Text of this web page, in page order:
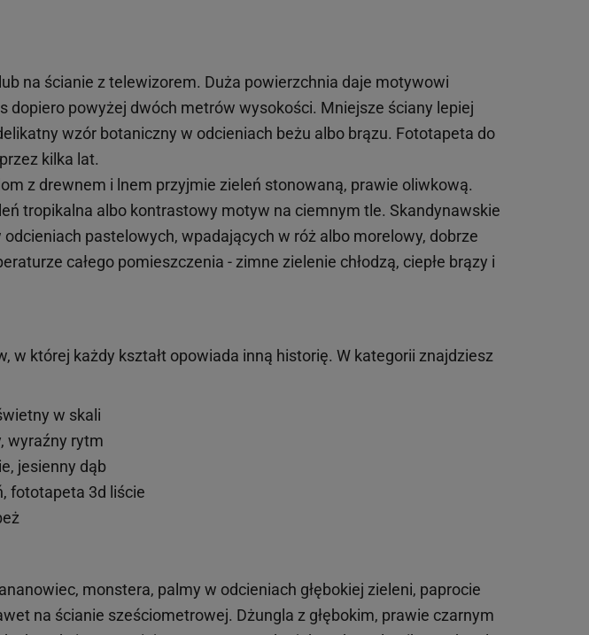
na ścianie z telewizorem. Duża powierzchnia daje motywowi
dopiero powyżej dwóch metrów wysokości. Mniejsze ściany lepiej
wzór botaniczny w odcieniach beżu albo brązu. Fototapeta do
kilka lat.
z drewnem i lnem przyjmie zieleń stonowaną, prawie oliwkową.
tropikalna albo kontrastowy motyw na ciemnym tle. Skandynawskie
pastelowych, wpadających w róż albo morelowy, dobrze
całego pomieszczenia - zimne zielenie chłodzą, ciepłe brązy i
której każdy kształt opowiada inną historię. W kategorii znajdziesz
w skali
wyraźny rytm
jesienny dąb
fototapeta 3d liście
monstera, palmy w odcieniach głębokiej zieleni, paprocie
na ścianie sześciometrowej. Dżungla z głębokim, prawie czarnym